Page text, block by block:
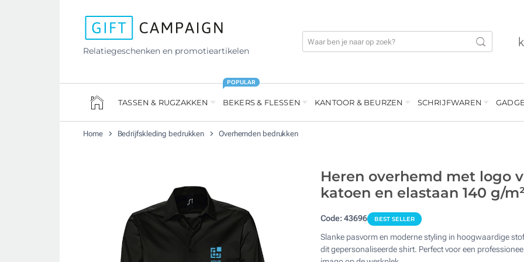
Relatiegeschenken en promotieartikelen
TASSEN & RUGZAKKEN BEKERS & FLESSEN
POPULAR
KANTOOR & BEURZEN SCHRIJFWAREN
Home Bedrijfskleding bedrukken Overhemden bedrukken
Heren overhemd met logo
katoen en elastaan 140 g/
Code:43696 BEST SELLER
Slanke pasvorm en moderne styling in hoogwaardige
dit gepersonaliseerde shirt. Perfect voor een